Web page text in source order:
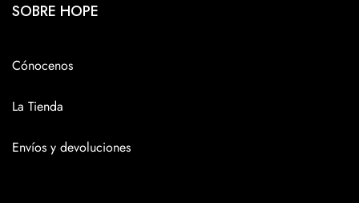
SOBRE HOPE
Cónocenos
La Tienda
Envíos y devoluciones